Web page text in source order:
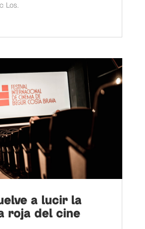
a lucir la
roja del cine